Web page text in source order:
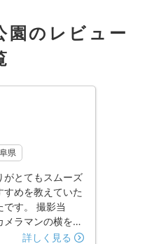
園のレビュー
県
がとてもスムーズ
すめを教えていた
です。 撮影当
ラマンの横を離
るく楽しいお人柄
詳しく見る